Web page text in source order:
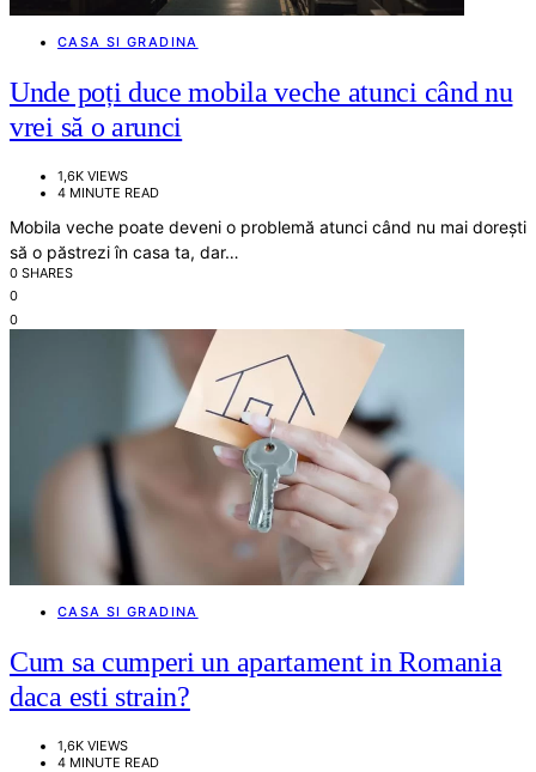
CASA SI GRADINA
Unde poți duce mobila veche atunci când nu
vrei să o arunci
1,6K VIEWS
4 MINUTE READ
Mobila veche poate deveni o problemă atunci când nu mai dorești
să o păstrezi în casa ta, dar…
0 SHARES
0
0
CASA SI GRADINA
Cum sa cumperi un apartament in Romania
daca esti strain?
1,6K VIEWS
4 MINUTE READ